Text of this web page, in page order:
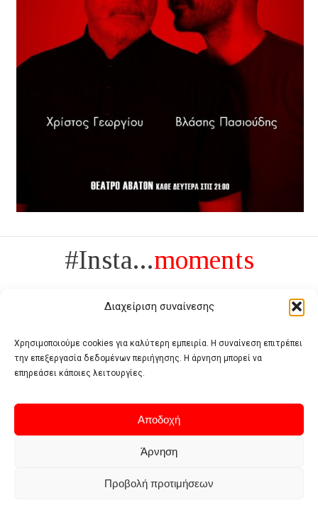
Διαχείριση συναίνεσης
Χρησιμοποιούμε cookies για καλύτερη εμπειρία. Η συναίνεση επιτρέπει
την επεξεργασία δεδομένων περιήγησης. Η άρνηση μπορεί να
επηρεάσει κάποιες λειτουργίες.
Αποδοχή
Άρνηση
Προβολή προτιμήσεων
#Insta...moments
Πολυτέλεια δεν είναι το αντίθετο της ανέχειας, είναι το αντίθετο της
Terms of use Privacy policy Cookie policy